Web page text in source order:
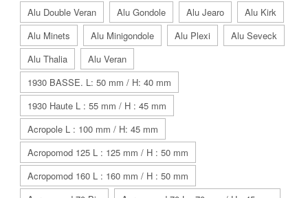
Alu Double Veran
Alu Gondole Alu Jearo
Alu Kirk
Alu Minets
Alu Minigondole Alu Plexi
Alu Seveck
Alu Thalia
Alu Veran
1930 BASSE. L: 50 mm / H: 40 mm
1930 Haute L : 55 mm / H : 45 mm
Acropole L : 100 mm / H: 45 mm
Acropomod 125 L : 125 mm / H : 50 mm
Acropomod 160 L : 160 mm / H : 50 mm